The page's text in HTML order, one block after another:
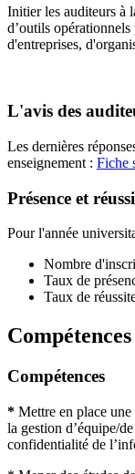
Initier les auditeurs à
d’outils
d'entreprises,
L'avis des
Les dernières
enseignement : Fiche
Présence et
Pour l'année
Nombre
Taux de
Taux de
Compétences
* Mettre en place
la gestion d’équipe/
confidentialité de